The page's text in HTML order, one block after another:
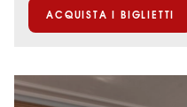
ACQUISTA I BIGLIETTI